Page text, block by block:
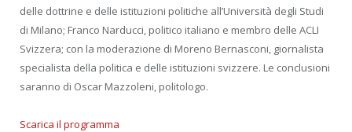
delle dottrine e delle istituzioni politiche all’Università degli Studi
di Milano; Franco Narducci, politico italiano e membro delle ACLI
Svizzera; con la moderazione di Moreno Bernasconi, giornalista
specialista della politica e delle istituzioni svizzere. Le conclusioni
saranno di Oscar Mazzoleni, politologo.
Scarica il programma